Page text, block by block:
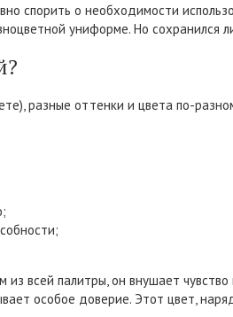
спорить о необходимости
униформе. Но сохранился
разные оттенки и цвета по-
всей палитры, он внушает
особое доверие. Этот цвет,